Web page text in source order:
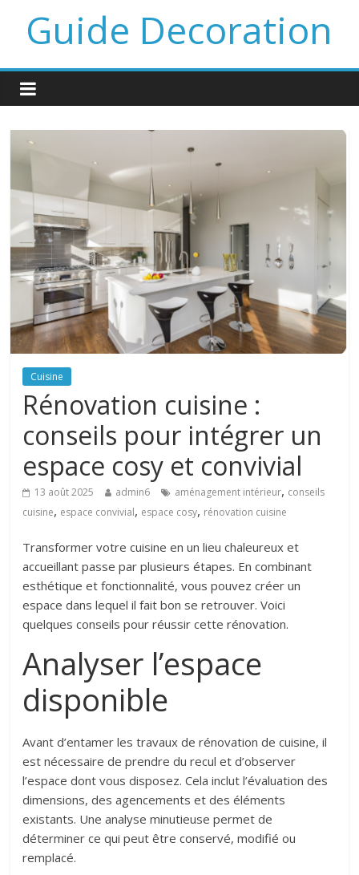
Guide Decoration
Cuisine
Rénovation cuisine :
conseils pour intégrer un
espace cosy et convivial
13 août 2025 admin6 aménagement intérieur, conseils
cuisine, espace convivial, espace cosy, rénovation cuisine
Transformer votre cuisine en un lieu chaleureux et
accueillant passe par plusieurs étapes. En combinant
esthétique et fonctionnalité, vous pouvez créer un
espace dans lequel il fait bon se retrouver. Voici
quelques conseils pour réussir cette rénovation.
Analyser l’espace
disponible
Avant d’entamer les travaux de rénovation de cuisine, il
est nécessaire de prendre du recul et d’observer
l’espace dont vous disposez. Cela inclut l’évaluation des
dimensions, des agencements et des éléments
existants. Une analyse minutieuse permet de
déterminer ce qui peut être conservé, modifié ou
remplacé.